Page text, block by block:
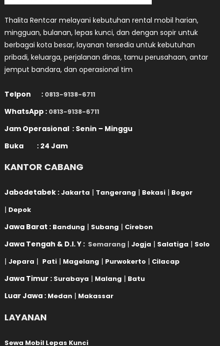
Thalita Rentcar melayani kebutuhan rental mobil harian,
mingguan, bulanan, lepas kunci, dan dengan sopir untuk
berbagai kota besar, layanan tersedia untuk kebutuhan
pribadi, keluarga, perjalanan dinas, tamu perusahaan, antar
jemput bandara, dan operasional tim
Telpon : 0813-9138-6711
WhatsApp : 0813-9138-6711
Jam Operasional : Senin – Minggu
Buka : 24 Jam
KANTOR CABANG
Jabodetabek : Jakarta | Tangerang | Bekasi | Bogor
| Depok
Jawa Barat : Bandung | Subang | Cirebon
Jawa Tengah & D.I. Y : Semarang | Jogja | Salatiga | Solo
| Jepara | Pati | Magelang | Purwokerto | Cilacap
Jawa Timur : Surabaya | Malang | Batu
Luar Jawa : Medan | Makassar
LAYANAN
Sewa Mobil Lepas Kunci